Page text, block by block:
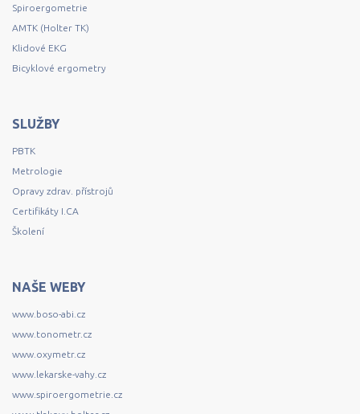
Spiroergometrie
AMTK (Holter TK)
Klidové EKG
Bicyklové ergometry
SLUŽBY
PBTK
Metrologie
Opravy zdrav. přístrojů
Certifikáty I.CA
Školení
NAŠE WEBY
www.boso-abi.cz
www.tonometr.cz
www.oxymetr.cz
www.lekarske-vahy.cz
www.spiroergometrie.cz